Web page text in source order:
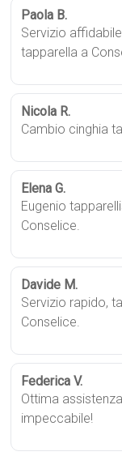
Paola B.
Servizio
tapparella a
Nicola R.
Cambio cinghia
Elena G.
Eugenio
Conselice.
Davide M.
Servizio rapido,
Conselice.
Federica V.
Ottima
impeccabile!